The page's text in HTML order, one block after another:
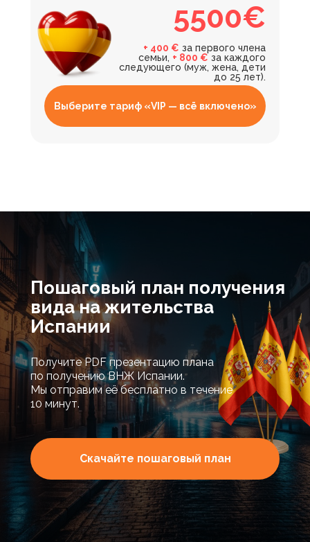
5500€
+ 400 € за первого члена
семьи, + 800 € за каждого
следующего (муж, жена, дети
до 25 лет).
Выберите тариф «VIP — всё включено»
Скачайте пошаговый план
Пошаговый план получения
вида на жительства
Испании
Получите PDF презентацию плана
по получению ВНЖ Испании.
Мы отправим её бесплатно в течение
10 минут.